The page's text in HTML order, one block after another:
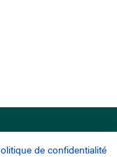
de confidentialité